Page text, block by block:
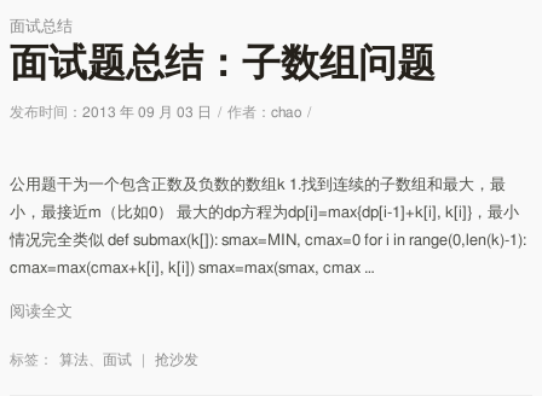
面试总结
面试题总结：子数组问题
发布时间：2013 年 09 月 03 日 / 作者：chao /
公用题干为一个包含正数及负数的数组k 1.找到连续的子数组和最大，最
小，最接近m（比如0） 最大的dp方程为dp[i]=max{dp[i-1]+k[i], k[i]}，最小
情况完全类似 def submax(k[]): smax=MIN, cmax=0 for i in range(0,len(k)-1):
cmax=max(cmax+k[i], k[i]) smax=max(smax, cmax …
阅读全文
标签： 算法 面试 抢沙发